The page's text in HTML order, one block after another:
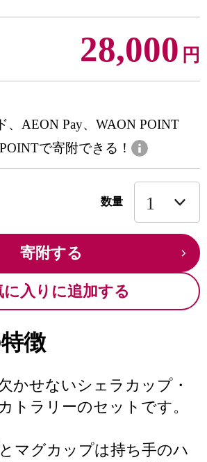
28,000 円
、AEON Pay、WAON POINT
で寄附できる！
数量
寄附する
に入りに追加する
徴
かせないシェラカップ・
トラリーのセットです。
マグカップは持ち手のハ